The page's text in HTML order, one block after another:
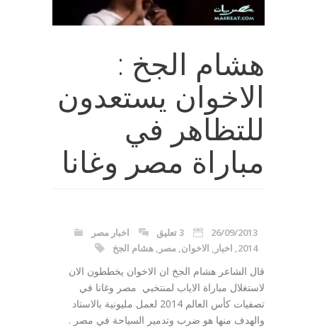
هشام الجخ :
الاخوان يستعدون
للتظاهر في
مباراة مصر وغانا
26/09/2013 3 تعليق
اخبار مصر
2014
, اخبار , الاخوان, مصر , هشام الجخ
قال الشاعر هشام الجخ ان الاخوان يخططون الان
لاستغلال مباراة الاياب لمنتخبي مصر وغانا في
تصفيات كأس العالم 2014 لعمل مليونية بالاستاد
والهدف منها هو ضرب وتدمير السياحة في مصر .